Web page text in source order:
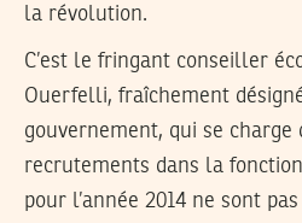
la révolution.
C’est le fringant conseiller
Ouerfelli, fraîchement
gouvernement, qui se charge
recrutements dans la
pour l’année 2014 ne sont